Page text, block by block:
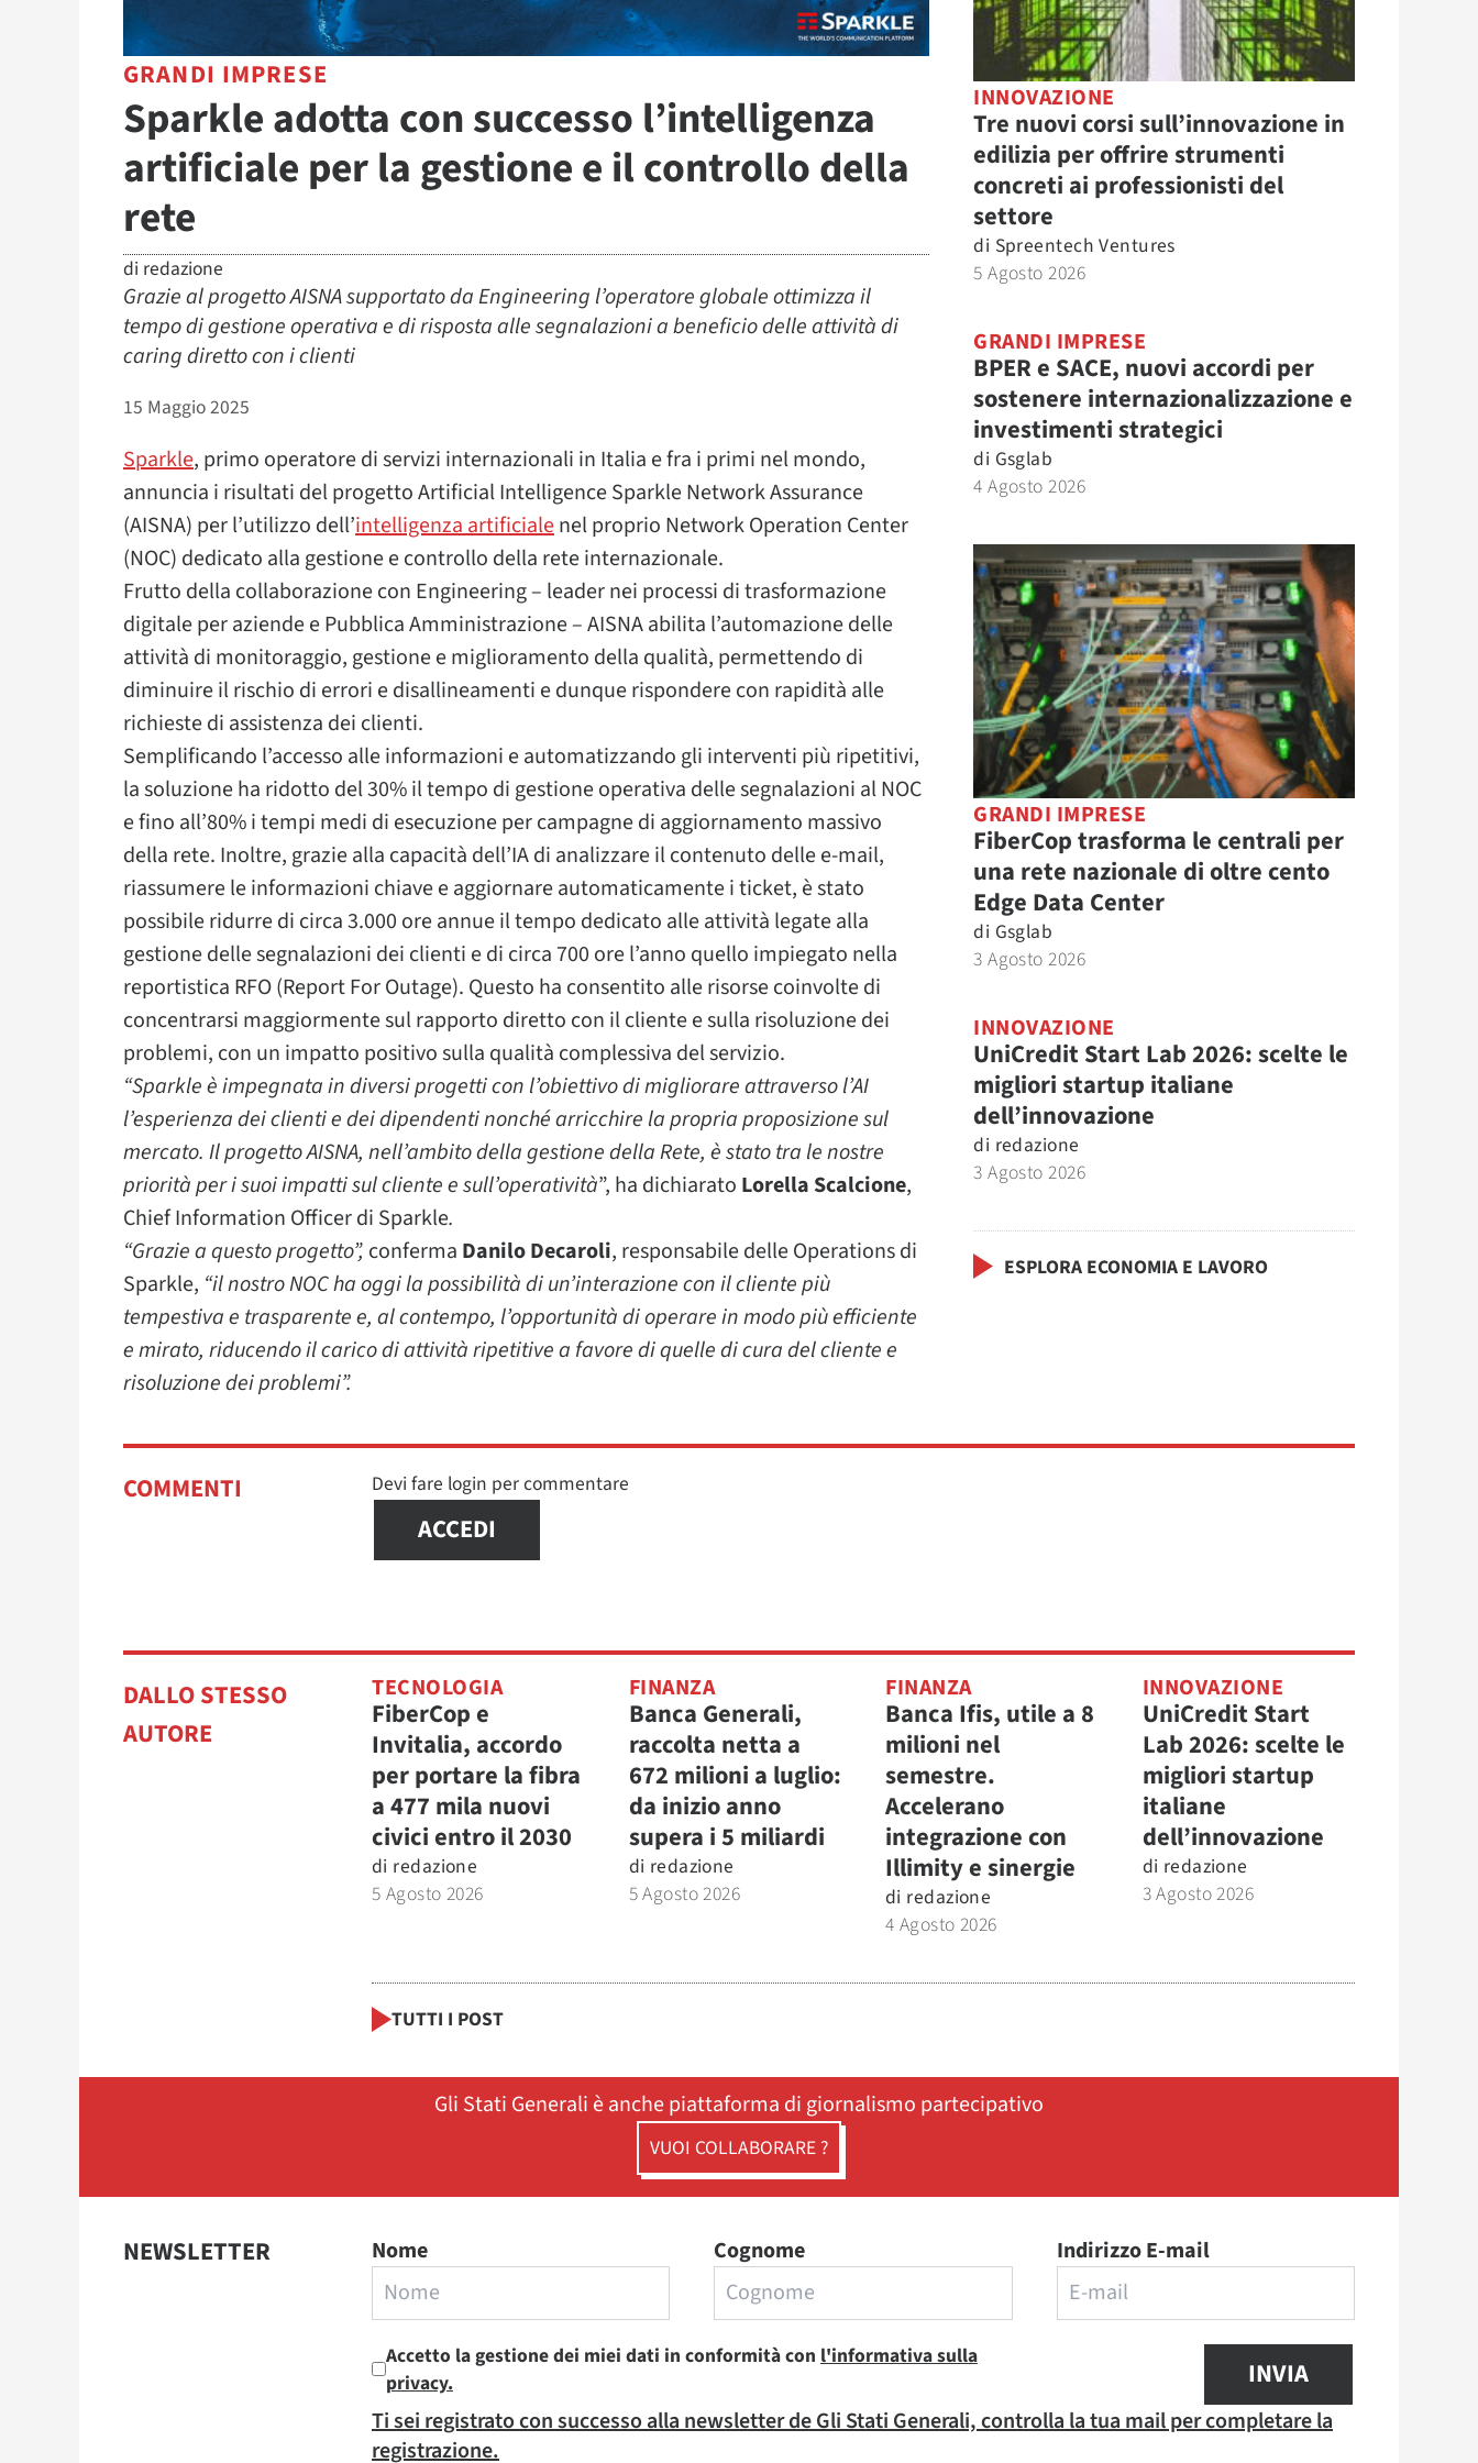
GRANDI IMPRESE
Sparkle adotta con successo l’intelligenza
artificiale per la gestione e il controllo della
rete
di redazione
Grazie al progetto AISNA supportato da Engineering l’operatore globale ottimizza il
tempo di gestione operativa e di risposta alle segnalazioni a beneficio delle attività di
caring diretto con i clienti
15 Maggio 2025
Sparkle, primo operatore di servizi internazionali in Italia e fra i primi nel mondo,
annuncia i risultati del progetto Artificial Intelligence Sparkle Network Assurance
(AISNA) per l’utilizzo dell’intelligenza artificialenel proprio Network Operation Center
(NOC) dedicato alla gestione e controllo della rete internazionale.
Frutto della collaborazione con Engineering – leader nei processi di trasformazione
digitale per aziende e Pubblica Amministrazione – AISNA abilita l’automazione delle
attività di monitoraggio, gestione e miglioramento della qualità, permettendo di
diminuire il rischio di errori e disallineamenti e dunque rispondere con rapidità alle
richieste di assistenza dei clienti.
Semplificando l’accesso alle informazioni e automatizzando gli interventi più ripetitivi,
la soluzione ha ridotto del 30% il tempo di gestione operativa delle segnalazioni al NOC
e fino all’80% i tempi medi di esecuzione per campagne di aggiornamento massivo
della rete. Inoltre, grazie alla capacità dell’IA di analizzare il contenuto delle e-mail,
riassumere le informazioni chiave e aggiornare automaticamente i ticket, è stato
possibile ridurre di circa 3.000 ore annue il tempo dedicato alle attività legate alla
gestione delle segnalazioni dei clienti e di circa 700 ore l’anno quello impiegato nella
reportistica RFO (Report For Outage). Questo ha consentito alle risorse coinvolte di
concentrarsi maggiormente sul rapporto diretto con il cliente e sulla risoluzione dei
problemi, con un impatto positivo sulla qualità complessiva del servizio.
“Sparkle è impegnata in diversi progetti con l’obiettivo di migliorare attraverso l’AI
l’esperienza dei clienti e dei dipendenti nonché arricchire la propria proposizione sul
mercato. Il progetto AISNA, nell’ambito della gestione della Rete, è stato tra le nostre
priorità per i suoi impatti sul cliente e sull’operatività”, ha dichiarato Lorella Scalcione,
Chief Information Officer di Sparkle.
“Grazie a questo progetto”, conferma Danilo Decaroli, responsabile delle Operations di
Sparkle, “il nostro NOC ha oggi la possibilità di un’interazione con il cliente più
tempestiva e trasparente e, al contempo, l’opportunità di operare in modo più efficiente
e mirato, riducendo il carico di attività ripetitive a favore di quelle di cura del cliente e
risoluzione dei problemi”.
INNOVAZIONE
Tre nuovi corsi sull’innovazione in
edilizia per offrire strumenti
concreti ai professionisti del
settore
di Spreentech Ventures
5 Agosto 2026
GRANDI IMPRESE
BPER e SACE, nuovi accordi per
sostenere internazionalizzazione e
investimenti strategici
di Gsglab
4 Agosto 2026
GRANDI IMPRESE
FiberCop trasforma le centrali per
una rete nazionale di oltre cento
Edge Data Center
di Gsglab
3 Agosto 2026
INNOVAZIONE
UniCredit Start Lab 2026: scelte le
migliori startup italiane
dell’innovazione
di redazione
3 Agosto 2026
ESPLORA ECONOMIA E LAVORO
COMMENTI Devi fare login per commentare
ACCEDI
DALLO STESSO
AUTORE
TECNOLOGIA
FiberCop e
Invitalia, accordo
per portare la fibra
a 477 mila nuovi
civici entro il 2030
di redazione
5 Agosto 2026
FINANZA
Banca Generali,
raccolta netta a
672 milioni a luglio:
da inizio anno
supera i 5 miliardi
di redazione
5 Agosto 2026
FINANZA
Banca Ifis, utile a 8
milioni nel
semestre.
Accelerano
integrazione con
Illimity e sinergie
di redazione
4 Agosto 2026
INNOVAZIONE
UniCredit Start
Lab 2026: scelte le
migliori startup
italiane
dell’innovazione
di redazione
3 Agosto 2026
TUTTI I POST
Gli Stati Generali è anche piattaforma di giornalismo partecipativo
VUOI COLLABORARE ?
NEWSLETTER Nome Cognome Indirizzo E-mail
Accetto la gestione dei miei dati in conformità con l'informativa sulla
privacy.
INVIA
Ti sei registrato con successo alla newsletter de Gli Stati Generali, controlla la tua mail per completare la
registrazione.